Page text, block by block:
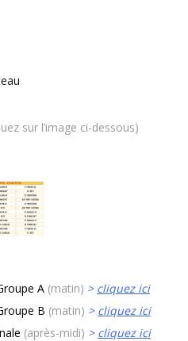
sur l’image ci-dessous)
A (matin) > cliquez ici
B (matin) > cliquez ici
(après-midi) > cliquez ici